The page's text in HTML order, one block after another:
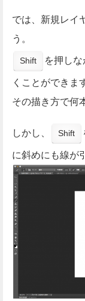
では、新規レイ
う。
Shift
を押し
くことができま
その描き方で何
しかし、 Shift
に斜めにも線が